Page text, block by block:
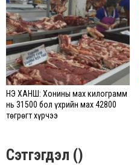
ҮНЭ ХАНШ: Хонины мах килограмм
нь 31500 бол үхрийн мах 42800
төгрөгт хүрчээ
Сэтгэгдэл ()